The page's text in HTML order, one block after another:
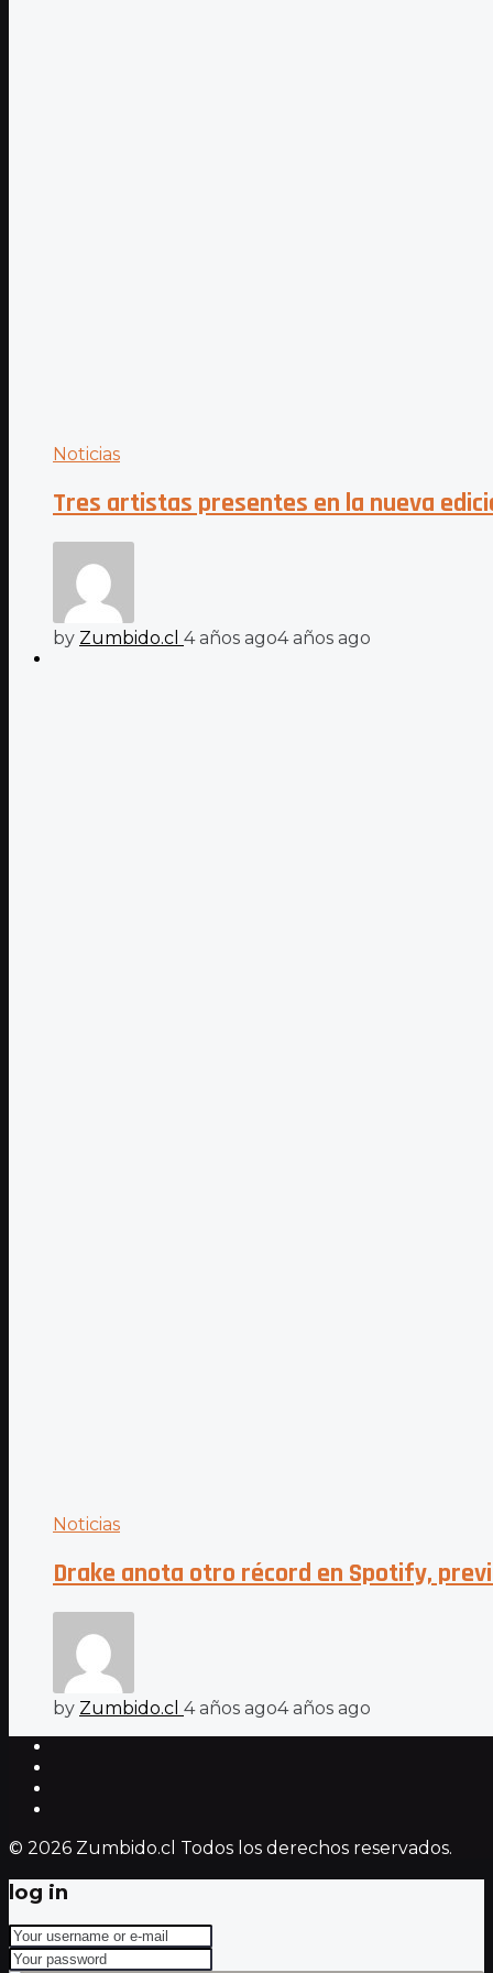
Noticias
Tres artistas presentes en la nueva
by Zumbido.cl 4 años ago4 años ago
Noticias
Drake anota otro récord en Spotify,
by Zumbido.cl 4 años ago4 años ago
© 2026 Zumbido.cl Todos los derechos reservados.
log in